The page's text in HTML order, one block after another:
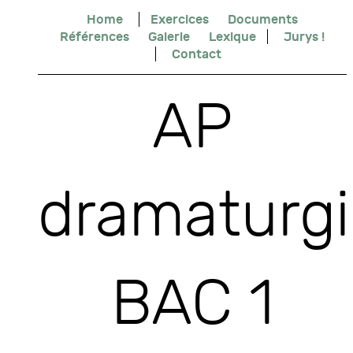
Home Exercices
Documents
Références
Galerie Lexique
Jurys !
Contact
AP
BAC 1